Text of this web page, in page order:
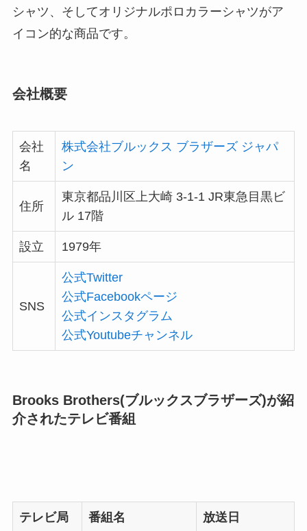
シャツ、そしてオリジナルポロカラーシャツがア
イコン的な商品です。
会社概要
会社
名
株式会社ブルックス ブラザーズ ジャパ
ン
住所
東京都品川区上大崎 3-1-1 JR東急目黒ビ
ル 17階
設立 1979年
SNS
公式Twitter
公式Facebookページ
公式インスタグラム
公式Youtubeチャンネル
Brooks Brothers(ブルックスブラザーズ)が紹
介されたテレビ番組
テレビ局 番組名 放送日